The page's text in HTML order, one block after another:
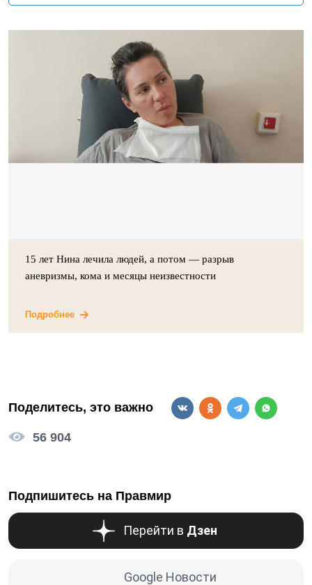
15 лет Нина лечила людей, а потом — разрыв
аневризмы, кома и месяцы неизвестности
Подробнее
Поделитесь, это важно
56 904
Подпишитесь на Правмир
Перейти в Дзен
Google Новости